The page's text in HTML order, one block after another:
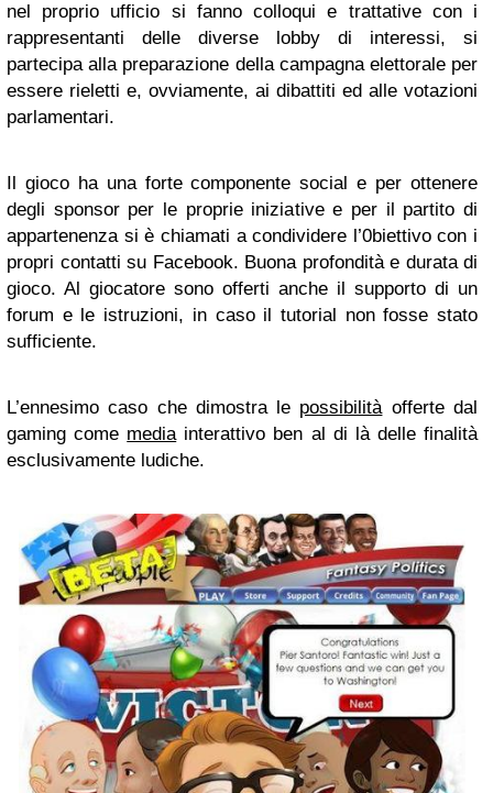
nel proprio ufficio si fanno colloqui e trattative con i
rappresentanti delle diverse lobby di interessi, si
partecipa alla preparazione della campagna elettorale per
essere rieletti e, ovviamente, ai dibattiti ed alle votazioni
parlamentari.
Il gioco ha una forte componente social e per ottenere
degli sponsor per le proprie iniziative e per il partito di
appartenenza si è chiamati a condividere l’0biettivo con i
propri contatti su Facebook. Buona profondità e durata di
gioco. Al giocatore sono offerti anche il supporto di un
forum e le istruzioni, in caso il tutorial non fosse stato
sufficiente.
L’ennesimo caso che dimostra le possibilitàofferte dal
gaming come mediainterattivo ben al di là delle finalità
esclusivamente ludiche.